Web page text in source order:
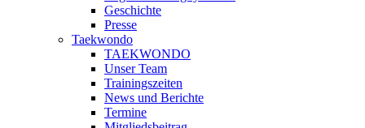
Geschichte
Presse
Taekwondo
TAEKWONDO
Unser Team
Trainingszeiten
News und Berichte
Termine